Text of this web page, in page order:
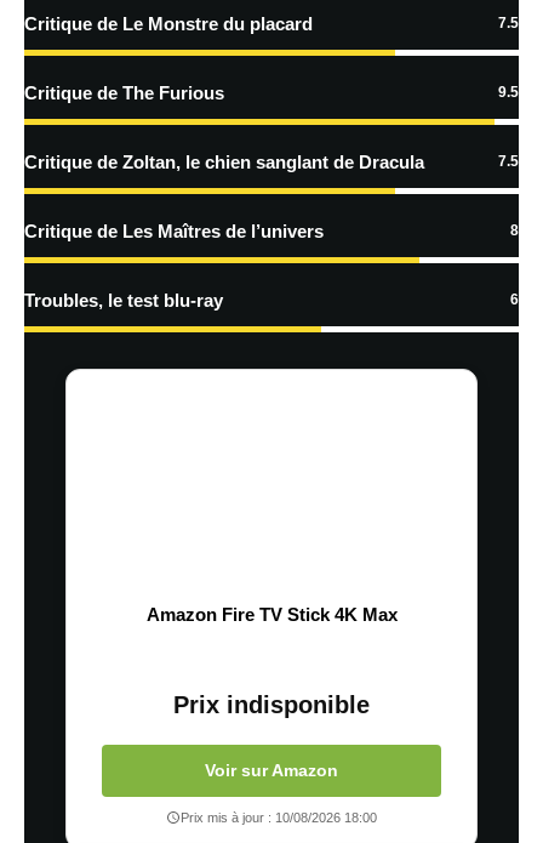
En savoir
traitées
Critique de Le Monstre du placard 7.5
Critique de The Furious 9.5
Critique de Zoltan, le chien sanglant de Dracula 7.5
Critique de Les Maîtres de l’univers 8
Troubles, le test blu-ray 6
Amazon Fire TV Stick 4K Max
Prix indisponible
Voir sur Amazon
Prix mis à jour : 10/08/2026 18:00